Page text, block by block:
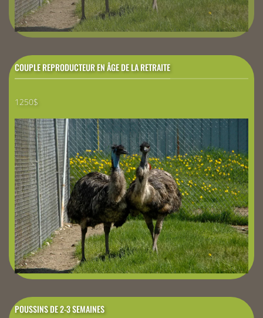
COUPLE REPRODUCTEUR EN ÂGE DE LA RETRAITE
1250$
POUSSINS DE 2-3 SEMAINES